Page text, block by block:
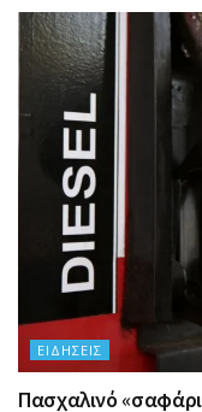
ΕΙΔΉΣΕΙΣ
Πασχαλινό